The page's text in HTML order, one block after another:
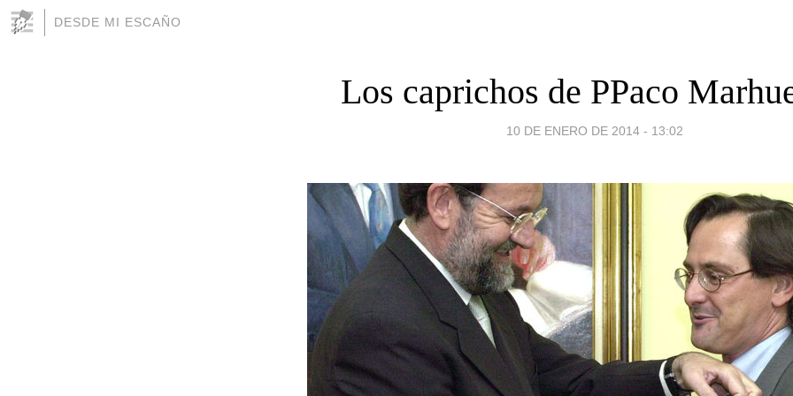
DESDE MI ESCAÑO
Los caprichos de PPaco
10 DE ENERO DE 2014 - 13:02